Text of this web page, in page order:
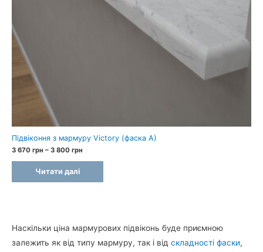
Підвіконня з мармуру Victory (фаска A)
3 670 грн – 3 800 грн
through
Читати далі
Наскільки ціна мармурових підвіконь буде приємною
залежить як від типу мармуру, так і від складності фаски,